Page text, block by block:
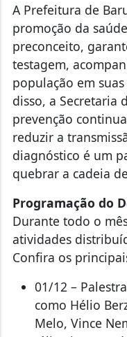
A Prefeitura de
promoção da
preconceito,
testagem,
população em
disso, a Secretaria
prevenção
reduzir a
diagnóstico é um
quebrar a cadeia
Programação do
Durante todo o
atividades
Confira os
01/12 –
como Hélio
Melo, Vince